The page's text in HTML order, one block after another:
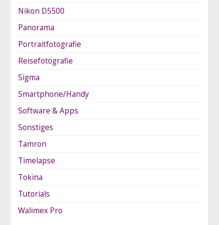
Nikon D5500
Panorama
Portraitfotografie
Reisefotografie
Sigma
Smartphone/Handy
Software & Apps
Sonstiges
Tamron
Timelapse
Tokina
Tutorials
Walimex Pro